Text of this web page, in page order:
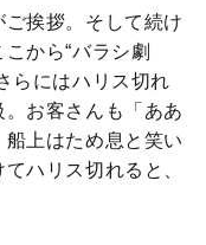
ご挨拶。そして続け
から“バラシ劇
らにはハリス切れ
お客さんも「ああ
上はため息と笑い
ハリス切れると、